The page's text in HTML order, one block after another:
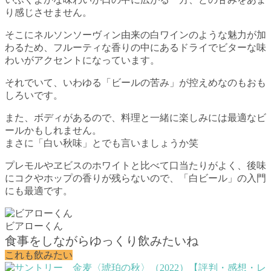
り感じさせません。
そこにネルソンソーヴィン由来の白ワインのような魅力が加
わるため、フルーティな香りの中にあるドライでビターな味
わいがアクセントになっています。
それでいて、いわゆる「ビールの苦み」が控えめなのもおも
しろいです。
また、ボディがあるので、料理と一緒に楽しみには最適なビ
ールかもしれません。
まさに「白い秋味」とでも言いましょうか笑
プレモルやヱビスのホワイトと比べて口当たりがよく、後味
にコクやホップの香りが残らないので、「白ビール」の入門
にも最適です。
ビアローくん
食事をしながらゆっくり飲みたいね
これも飲みたい